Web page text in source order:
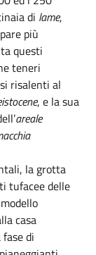
di lame,
più
questi
teneri
risalenti al
, e la sua
areale
la grotta
tufacee delle
casa
di